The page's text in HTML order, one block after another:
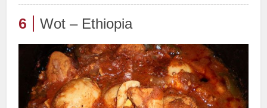
6 Wot – Ethiopia